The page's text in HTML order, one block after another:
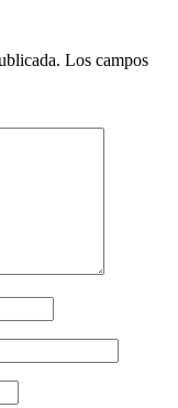
Los campos